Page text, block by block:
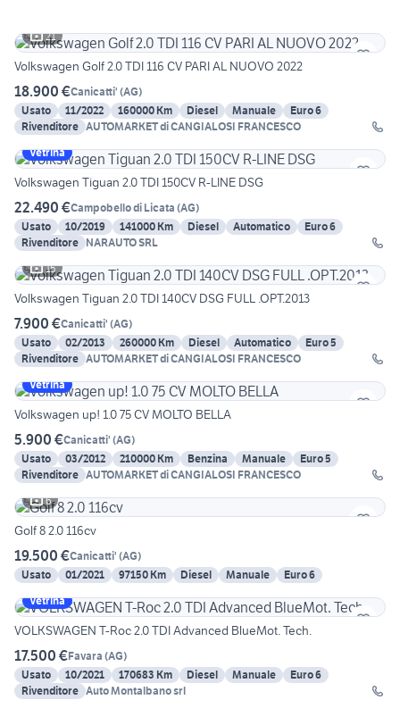
21
Volkswagen Golf 2.0 TDI 116 CV PARI AL NUOVO 2022
18.900 €Canicatti' (AG)
Usato
11/2022 160000 Km Diesel Manuale
Euro 6
Rivenditore AUTOMARKET di CANGIALOSI FRANCESCO
Vetrina
Volkswagen Tiguan 2.0 TDI 150CV R-LINE DSG
22.490 €Campobello di Licata (AG)
Usato
10/2019 141000 Km Diesel Automatico
Euro 6
Rivenditore NARAUTO SRL
15
Volkswagen Tiguan 2.0 TDI 140CV DSG FULL .OPT.2013
7.900 €Canicatti' (AG)
Usato
02/2013 260000 Km Diesel Automatico
Euro 5
Rivenditore AUTOMARKET di CANGIALOSI FRANCESCO
Vetrina
Volkswagen up! 1.0 75 CV MOLTO BELLA
5.900 €Canicatti' (AG)
Usato
03/2012 210000 Km Benzina Manuale
Euro 5
Rivenditore AUTOMARKET di CANGIALOSI FRANCESCO
6
Golf 8 2.0 116cv
19.500 €Canicatti' (AG)
Usato
01/2021 97150 Km Diesel Manuale
Euro 6
Vetrina
VOLKSWAGEN T-Roc 2.0 TDI Advanced BlueMot. Tech.
17.500 €Favara (AG)
Usato
10/2021 170683 Km Diesel Manuale
Euro 6
Rivenditore Auto Montalbano srl